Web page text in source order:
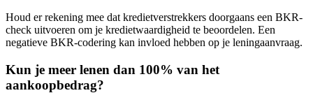
Houd er rekening mee dat kredietverstrekkers doorgaans een BKR-
check uitvoeren om je kredietwaardigheid te beoordelen. Een
negatieve BKR-codering kan invloed hebben op je leningaanvraag.
Kun je meer lenen dan 100% van het
aankoopbedrag?